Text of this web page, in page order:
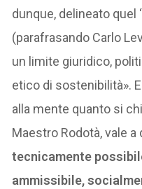
dunque, delineato quel
(parafrasando Carlo
un limite giuridico,
etico di sostenibilità».
alla mente quanto si
Maestro Rodotà, vale a
tecnicamente
ammissibile,